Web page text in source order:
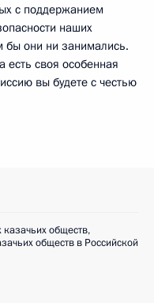
с поддержанием
наших
бы они ни занимались.
есть своя особенная
вы будете с честью
обществ,
обществ в Российской